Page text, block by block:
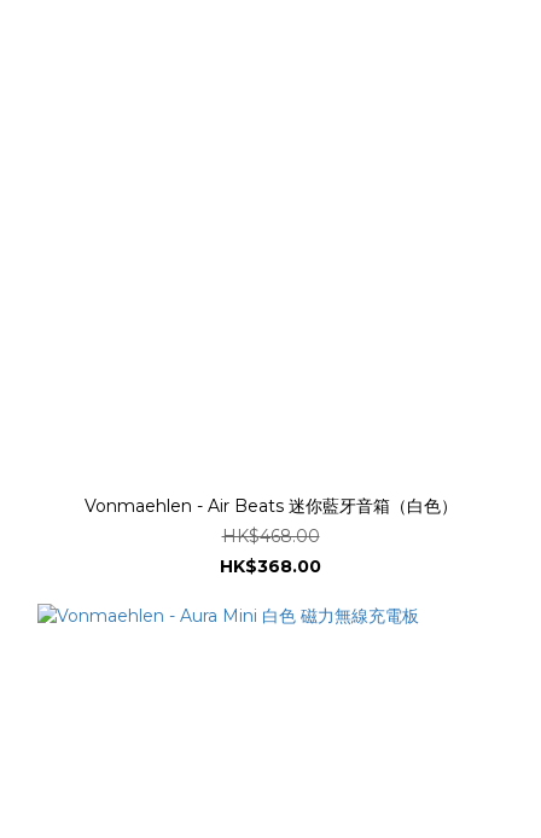
Vonmaehlen - Air Beats 迷你藍牙音箱（白色）
HK$468.00
HK$368.00